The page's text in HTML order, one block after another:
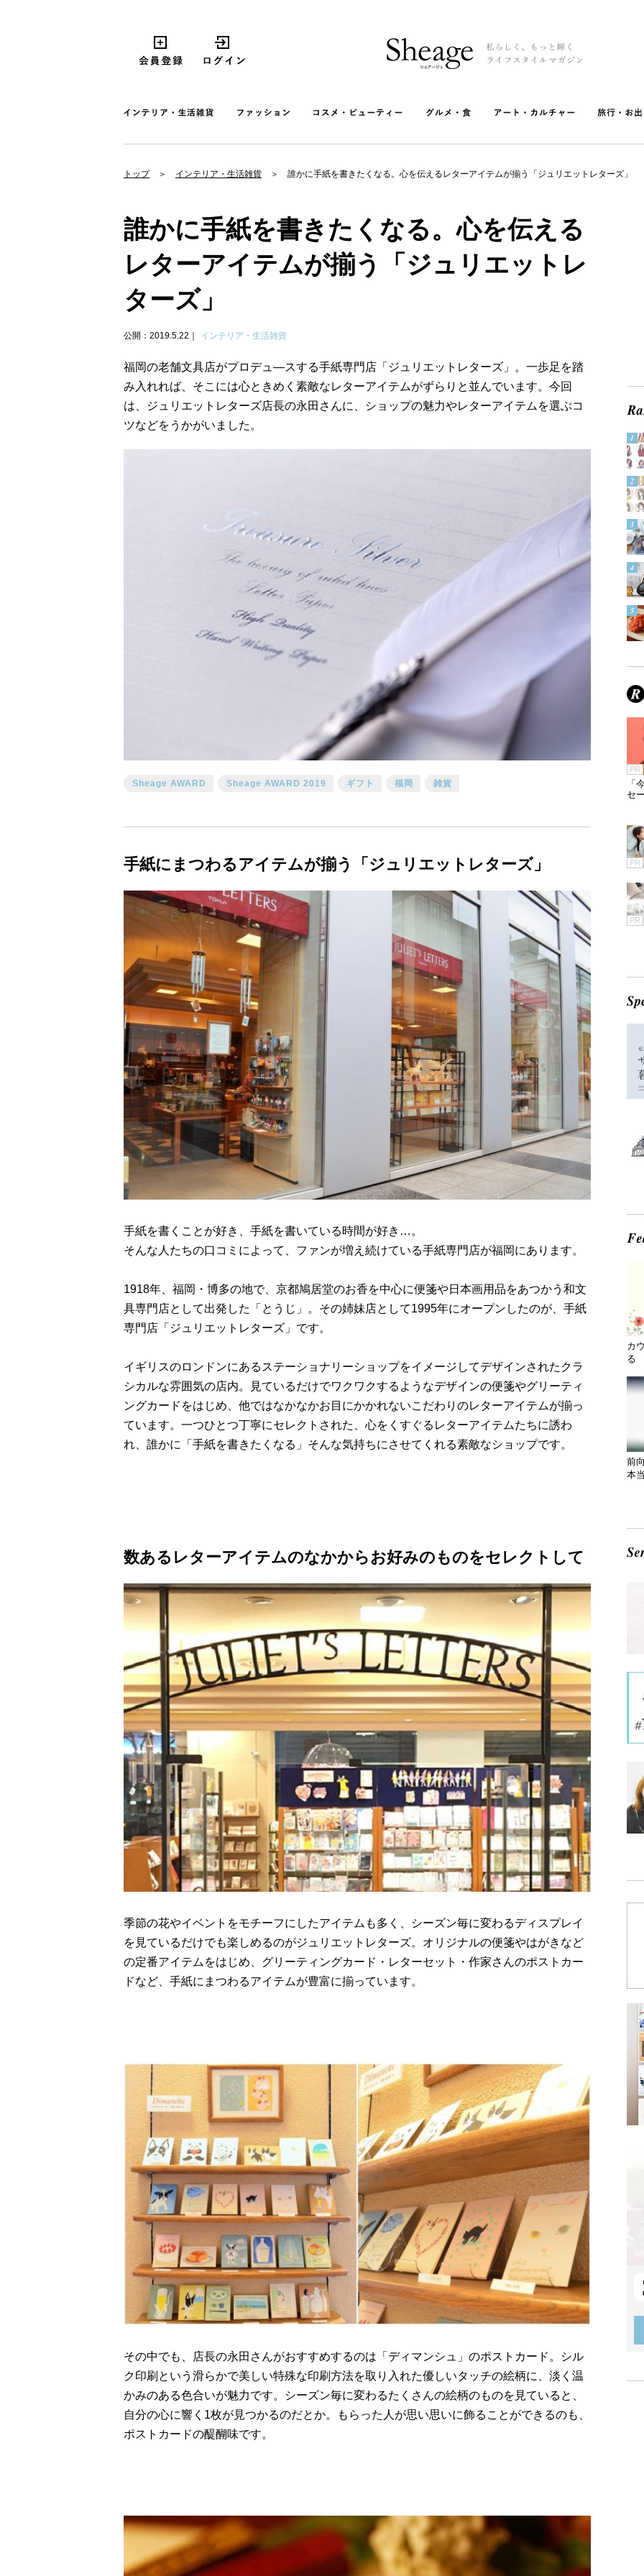
トップ インテリア・生活雑貨 誰かに手紙を書きたくなる。心を伝えるレターアイテムが揃う「ジュリエットレターズ」
誰かに手紙を書きたくなる。心を伝える
レターアイテムが揃う「ジュリエットレ
ターズ」
公開：2019.5.22 インテリア・生活雑貨
福岡の老舗文具店がプロデュ―スする手紙専門店「ジュリエットレターズ」。一歩足を踏
み入れれば、そこには心ときめく素敵なレターアイテムがずらりと並んでいます。今回
は、ジュリエットレターズ店長の永田さんに、ショップの魅力やレターアイテムを選ぶコ
ツなどをうかがいました。
Sheage AWARD Sheage AWARD 2019 ギフト 福岡 雑貨
手紙にまつわるアイテムが揃う「ジュリエットレターズ」
手紙を書くことが好き、手紙を書いている時間が好き…。
そんな人たちの口コミによって、ファンが増え続けている手紙専門店が福岡にあります。
1918年、福岡・博多の地で、京都鳩居堂のお香を中心に便箋や日本画用品をあつかう和文
具専門店として出発した「とうじ」。その姉妹店として1995年にオープンしたのが、手紙
専門店「ジュリエットレターズ」です。
イギリスのロンドンにあるステーショナリーショップをイメージしてデザインされたクラ
シカルな雰囲気の店内。見ているだけでワクワクするようなデザインの便箋やグリーティ
ングカードをはじめ、他ではなかなかお目にかかれないこだわりのレターアイテムが揃っ
ています。一つひとつ丁寧にセレクトされた、心をくすぐるレターアイテムたちに誘わ
れ、誰かに「手紙を書きたくなる」そんな気持ちにさせてくれる素敵なショップです。
数あるレターアイテムのなかからお好みのものをセレクトして
季節の花やイベントをモチーフにしたアイテムも多く、シーズン毎に変わるディスプレイ
を見ているだけでも楽しめるのがジュリエットレターズ。オリジナルの便箋やはがきなど
の定番アイテムをはじめ、グリーティングカード・レターセット・作家さんのポストカー
ドなど、手紙にまつわるアイテムが豊富に揃っています。
その中でも、店長の永田さんがおすすめするのは「ディマンシュ」のポストカード。シル
ク印刷という滑らかで美しい特殊な印刷方法を取り入れた優しいタッチの絵柄に、淡く温
かみのある色合いが魅力です。シーズン毎に変わるたくさんの絵柄のものを見ていると、
自分の心に響く1枚が見つかるのだとか。もらった人が思い思いに飾ることができるのも、
ポストカードの醍醐味です。
PR
「
セ
PR
PR
カ
る
前
本